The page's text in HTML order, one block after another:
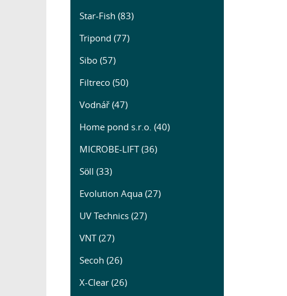
Star-Fish (83)
Tripond (77)
Sibo (57)
Filtreco (50)
Vodnář (47)
Home pond s.r.o. (40)
MICROBE-LIFT (36)
Söll (33)
Evolution Aqua (27)
UV Technics (27)
VNT (27)
Secoh (26)
X-Clear (26)